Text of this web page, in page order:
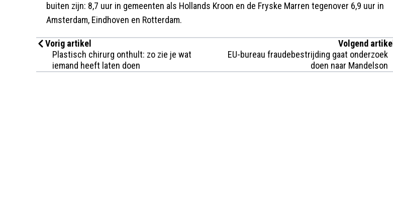
buiten zijn: 8,7 uur in gemeenten als Hollands Kroon en de Fryske Marren tegenover 6,9 uur in
Amsterdam, Eindhoven en Rotterdam.
Vorig artikel
Plastisch chirurg onthult: zo zie je wat
iemand heeft laten doen
Volgend artikel
EU-bureau fraudebestrijding gaat onderzoek
doen naar Mandelson